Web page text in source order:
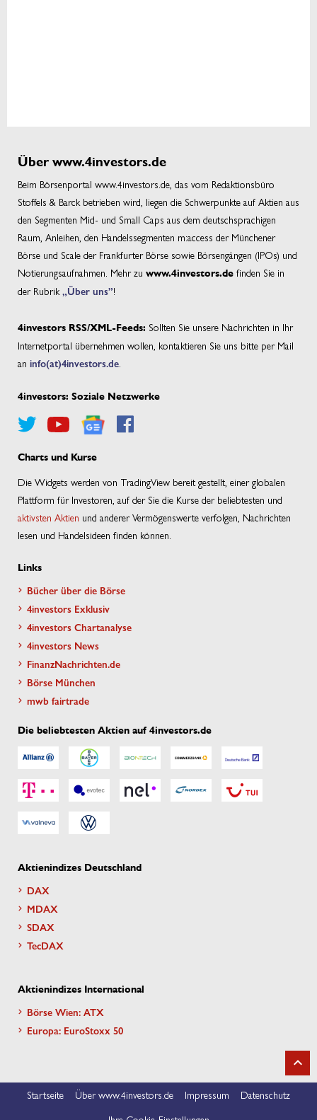
Über www.4investors.de
Beim Börsenportal www.4investors.de, das vom Redaktionsbüro
Stoffels & Barck betrieben wird, liegen die Schwerpunkte auf Aktien aus
den Segmenten Mid- und Small Caps aus dem deutschsprachigen
Raum, Anleihen, den Handelssegmenten m:access der Münchener
Börse und Scale der Frankfurter Börse sowie Börsengängen (IPOs) und
Notierungsaufnahmen. Mehr zu www.4investors.de finden Sie in
der Rubrik „Über uns”!
4investors RSS/XML-Feeds: Sollten Sie unsere Nachrichten in Ihr
Internetportal übernehmen wollen, kontaktieren Sie uns bitte per Mail
an info(at)4investors.de
4investors: Soziale Netzwerke
Charts und Kurse
Die Widgets werden von TradingView bereit gestellt, einer globalen
Plattform für Investoren, auf der Sie die Kurse der beliebtesten und
aktivsten Aktien und anderer Vermögenswerte verfolgen, Nachrichten
lesen und Handelsideen finden können.
Links
Bücher über die Börse
4investors Exklusiv
4investors Chartanalyse
4investors News
FinanzNachrichten.de
Börse München
mwb fairtrade
Die beliebtesten Aktien auf 4investors.de
Aktienindizes Deutschland
DAX
MDAX
SDAX
TecDAX
Aktienindizes International
Börse Wien: ATX
Europa: EuroStoxx 50
Startseite Über www.4investors.de Impressum
Datenschutz